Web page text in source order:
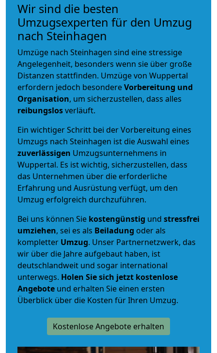
Wir sind die besten
Umzugsexperten für den Umzug
nach Steinhagen
Umzüge nach Steinhagen sind eine stressige
Angelegenheit, besonders wenn sie über große
Distanzen stattfinden. Umzüge von Wuppertal
erfordern jedoch besondereVorbereitung und
Organisation, um sicherzustellen, dass alles
reibungslosverläuft.
Ein wichtiger Schritt bei der Vorbereitung eines
Umzugs nach Steinhagen ist die Auswahl eines
zuverlässigen Umzugsunternehmens in
Wuppertal. Es ist wichtig, sicherzustellen, dass
das Unternehmen über die erforderliche
Erfahrung und Ausrüstung verfügt, um den
Umzug erfolgreich durchzuführen.
Bei uns können Sie kostengünstig und stressfrei
umziehen, sei es als Beiladung oder als
kompletter Umzug. Unser Partnernetzwerk, das
wir über die Jahre aufgebaut haben, ist
deutschlandweit und sogar international
unterwegs. Holen Sie sich jetzt kostenlose
Angebote und erhalten Sie einen ersten
Überblick über die Kosten für Ihren Umzug.
Kostenlose Angebote erhalten